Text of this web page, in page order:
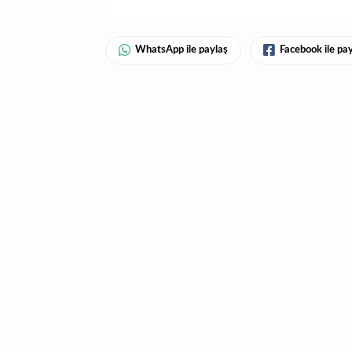
WhatsApp ile paylaş Facebook ile